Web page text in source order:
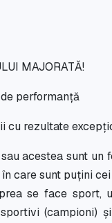
MAJORATĂ!
performanță
cu rezultate
acestea sunt
care sunt puțini
se face sport,
(campioni)